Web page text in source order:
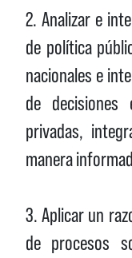
2. Analizar e
de política
nacionales e
de decisiones
privadas,
manera
3. Aplicar un
de procesos